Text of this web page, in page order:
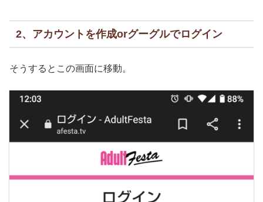
2、アカウントを作成orグーグルでログイン
そうするとこの画面に移動。